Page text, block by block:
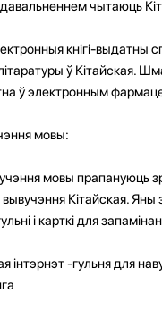
чытаюць
кнігі-выдатны
ў Кітайская.
ў электронным
мовы:
мовы прапануюць
Кітайская.
і карткі для
інтэрнэт -гульня для